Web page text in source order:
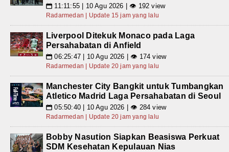
📅 11:11:55 | 10 Agu 2026 | 👁 192 view
Radarmedan | Update 15 jam yang lalu
Liverpool Ditekuk Monaco pada Laga
Persahabatan di Anfield
📅 06:25:47 | 10 Agu 2026 | 👁 174 view
Radarmedan | Update 20 jam yang lalu
Manchester City Bangkit untuk Tumbangkan
Atletico Madrid Laga Persahabatan di Seoul
📅 05:50:40 | 10 Agu 2026 | 👁 284 view
Radarmedan | Update 20 jam yang lalu
Bobby Nasution Siapkan Beasiswa Perkuat
SDM Kesehatan Kepulauan Nias